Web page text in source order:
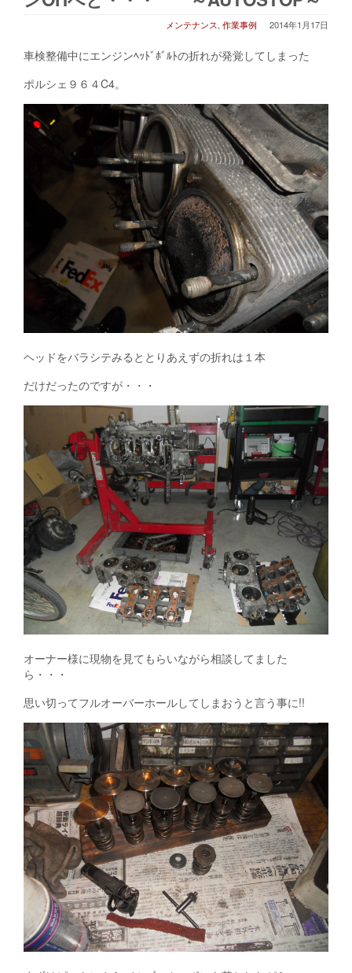
2014年1月17日
メンテナンス,作業事例
車検整備中にエンジンﾍｯﾄﾞﾎﾞﾙﾄの折れが発覚してしまった
ポルシェ９６４C4。
ヘッドをバラシテみるととりあえずの折れは１本
だけだったのですが・・・
オーナー様に現物を見てもらいながら相談してました
ら・・・
思い切ってフルオーバーホールしてしまおうと言う事に!!